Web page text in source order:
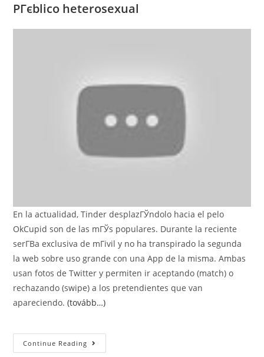
PГєblico heterosexual
En la actualidad, Tinder desplazГЎndolo hacia el pelo
OkCupid son de las mГЎs populares. Durante la reciente
serГ­В­a exclusiva de mГіvil y no ha transpirado la segunda
la web sobre uso grande con una App de la misma. Ambas
usan fotos de Twitter y permiten ir aceptando (match) o
rechazando (swipe) a los pretendientes que van
apareciendo.(tovább…)
Continue Reading En
Demasiadas